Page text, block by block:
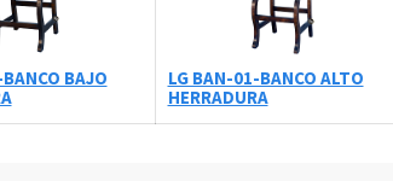
BAJO
LG BAN-01-BANCO ALTO
HERRADURA